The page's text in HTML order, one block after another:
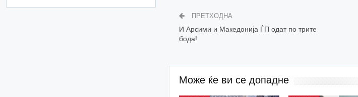
ПРЕТХОДНА
И Арсими и Македонија ЃП одат по трите
бода!
Може ќе ви се допадне